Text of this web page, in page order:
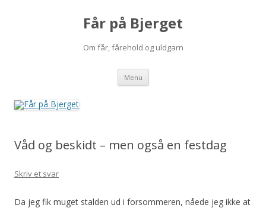
Får på Bjerget
Om får, fårehold og uldgarn
Menu Hop
indhold
Våd og beskidt – men også en festdag
Skriv et svar
Da jeg fik muget stalden ud i forsommeren, nåede jeg ikke at